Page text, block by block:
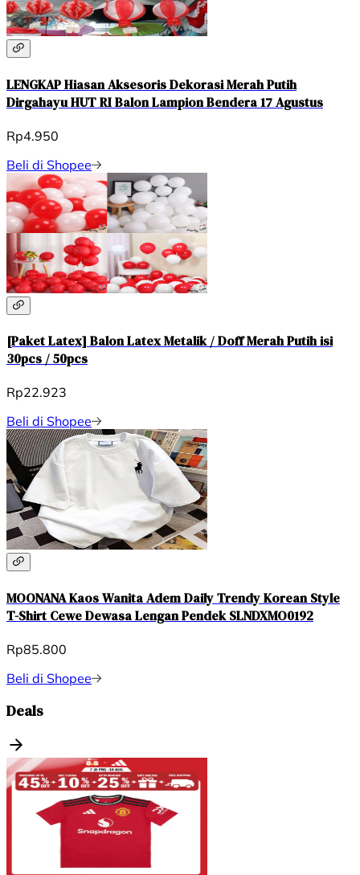
LENGKAP Hiasan Aksesoris Dekorasi Merah Putih
Dirgahayu HUT RI Balon Lampion Bendera 17 Agustus
Rp4.950
Beli di Shopee
[Paket Latex] Balon Latex Metalik / Doff Merah Putih isi
30pcs / 50pcs
Rp22.923
Beli di Shopee
MOONANA Kaos Wanita Adem Daily Trendy Korean Style
T-Shirt Cewe Dewasa Lengan Pendek SLNDXMO0192
Rp85.800
Beli di Shopee
Deals